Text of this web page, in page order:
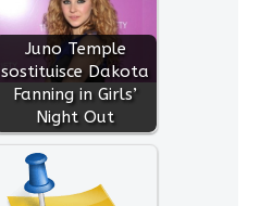
Juno Temple
sostituisce Dakota
Fanning in Girls’
Night Out